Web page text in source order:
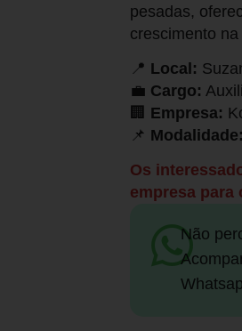
pesadas,
crescimento na
📍 Local:
💼 Cargo:
🏢 Empresa:
📌 Modalidade:
Os
empresa
Não